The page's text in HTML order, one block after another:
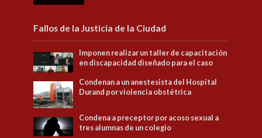
Fallos de la Justicia de la Ciudad
Imponen realizar un taller de capacitación
en discapacidad diseñado para el caso
Condenan a un anestesista del Hospital
Durand por violencia obstétrica
Condena a preceptor por acoso sexual a
tres alumnas de un colegio